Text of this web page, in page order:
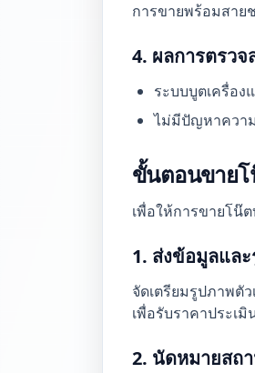
การขายพร้อมสาย
4. ผลการตรว
ระบบบูตเครื่อง
ไม่มีปัญหาควา
ขั้นตอนขาย
เพื่อให้การขายโน๊
1. ส่งข้อมูลแล
จัดเตรียมรูปภาพตั
เพื่อรับราคาประเ
2. นัดหมายสถ